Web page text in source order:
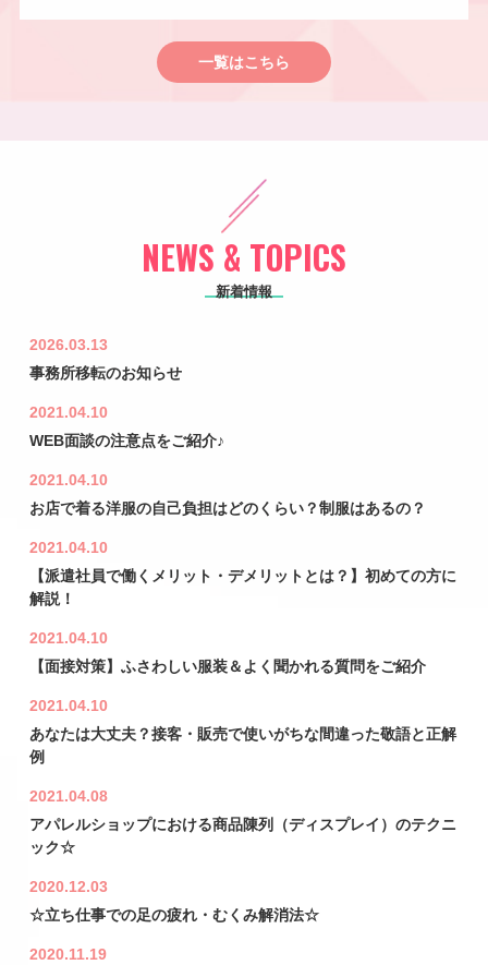
一覧はこちら
NEWS & TOPICS
新着情報
2026.03.13
事務所移転のお知らせ
2021.04.10
WEB面談の注意点をご紹介♪
2021.04.10
お店で着る洋服の自己負担はどのくらい？制服はあるの？
2021.04.10
【派遣社員で働くメリット・デメリットとは？】初めての方に
解説！
2021.04.10
【面接対策】ふさわしい服装＆よく聞かれる質問をご紹介
2021.04.10
あなたは大丈夫？接客・販売で使いがちな間違った敬語と正解
例
2021.04.08
アパレルショップにおける商品陳列（ディスプレイ）のテクニ
ック☆
2020.12.03
☆立ち仕事での足の疲れ・むくみ解消法☆
2020.11.19